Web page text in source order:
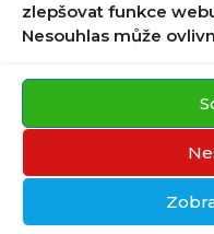
zlepšovat funkce
Nesouhlas může
IBAN:
DOKUMENTY
Zásady
Zásady
Legal